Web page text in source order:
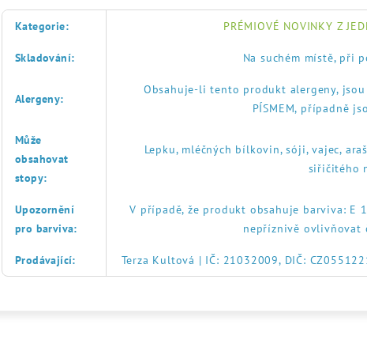
Kategorie: PRÉMIOVÉ NOVINKY Z
Skladování: Na suchém místě, při
Alergeny:
Obsahuje-li tento produkt alergeny, jsou
PÍSMEM, případně
Může
obsahovat
stopy:
Lepku, mléčných bílkovin, sóji, vajec,
siřičitého
Upozornění
pro barviva:
V případě, že produkt obsahuje barviva: E
nepříznivě ovlivňovat
Prodávající: Terza Kultová | IČ: 21032009, DIČ: